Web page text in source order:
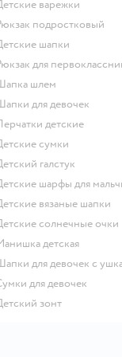
Детские варежки
Рюкзак подростковый
Детские шапки
Рюкзак для
Шапка шлем
Шапки для девочек
Перчатки детские
Детские сумки
Детский галстук
Детские шарфы для
Детские вязаные шапки
Детские солнечные очки
Манишка детская
Шапки для девочек с
Сумки для девочек
Детский зонт